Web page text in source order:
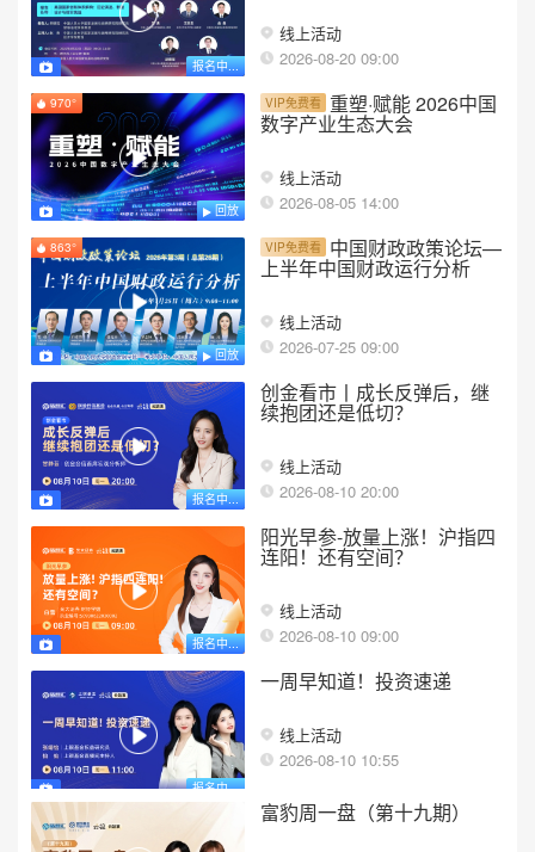
报名中...
现实挑战》
线上活动
2026-08-20 09:00
970°
回放
VIP免费看 重塑·赋能 2026中国
数字产业生态大会
线上活动
2026-08-05 14:00
863°
回放
VIP免费看 中国财政政策论坛—
上半年中国财政运行分析
线上活动
2026-07-25 09:00
报名中...
创金看市丨成长反弹后，继
续抱团还是低切？
线上活动
2026-08-10 20:00
报名中...
阳光早参-放量上涨！沪指四
连阳！还有空间？
线上活动
2026-08-10 09:00
报名中...
一周早知道！投资速递
线上活动
2026-08-10 10:55
富豹周一盘（第十九期）